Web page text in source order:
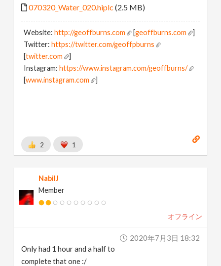
070320_Water_020.hiplc (2.5 MB)
Website:http://geoffburns.com [geoffburns.com
]
Twitter:https://twitter.com/geoffpburns
[twitter.com
]
Instagram:https://www.instagram.com/geoffburns/
[www.instagram.com ]
2 1
NabilJ
Member
オフライン
2020年7月3日 18:32
Only had 1 hour and a half to
complete that one :/